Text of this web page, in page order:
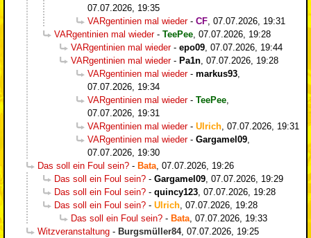
07.07.2026, 19:35
VARgentinien mal wieder- CF 07.07.2026, 19:31
VARgentinien mal wieder- TeePee 07.07.2026, 19:28
VARgentinien mal wieder- epo09 07.07.2026, 19:44
VARgentinien mal wieder- Pa1n 07.07.2026, 19:28
VARgentinien mal wieder- markus93
07.07.2026, 19:34
VARgentinien mal wieder- TeePee
07.07.2026, 19:31
VARgentinien mal wieder- Ulrich 07.07.2026, 19:31
VARgentinien mal wieder- Gargamel09
07.07.2026, 19:30
Das soll ein Foul sein? - Bata 07.07.2026, 19:26
Das soll ein Foul sein? - Gargamel09 07.07.2026, 19:29
Das soll ein Foul sein? - quincy123 07.07.2026, 19:28
Das soll ein Foul sein? - Ulrich 07.07.2026, 19:28
Das soll ein Foul sein? - Bata 07.07.2026, 19:33
Witzveranstaltung - Burgsmüller84, 07.07.2026, 19:25